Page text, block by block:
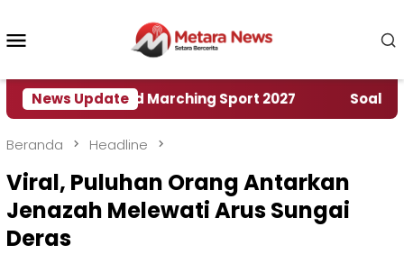
konten
News Update
World Marching Sport 2027 ‎Soal Rencana
Beranda Headline
Viral, Puluhan Orang Antarkan
Jenazah Melewati Arus Sungai
Deras